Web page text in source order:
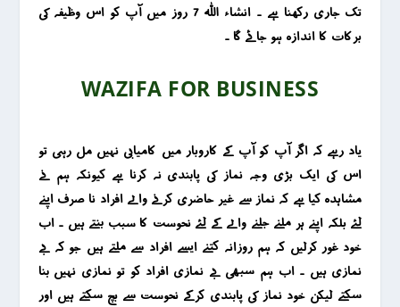
تک جاری رکھنا ہے ۔ انشاء اللہ 7 روز میں آپ کو اس وظیفہ کی
برکات کا اندازہ ہو جائے گا ۔
WAZIFA FOR BUSINESS
یاد رہے کہ اگر آپ کو آپ کے کاروبار میں کامیابی نہیں مل رہی تو
اس کی ایک بڑی وجہ نماز کی پابندی نہ کرنا ہے کیونکہ ہم نے
مشاہدہ کیا ہے کہ نماز سے غیر حاضری کرنے والے افراد نا صرف اپنے
لئے بلکہ اپنے ہر ملنے جلنے والے کے لئے نحوست کا سبب بنتے ہیں ۔ اب
خود غور کرلیں کہ ہم روزانہ کتنے ایسے افراد سے ملتے ہیں جو کہ بے
نمازی ہیں ۔ اب ہم سبھی بے نمازی افراد کو تو نمازی نہیں بنا
سکتے لیکن خود نماز کی پابندی کرکے نحوست سے بچ سکتے ہیں اور